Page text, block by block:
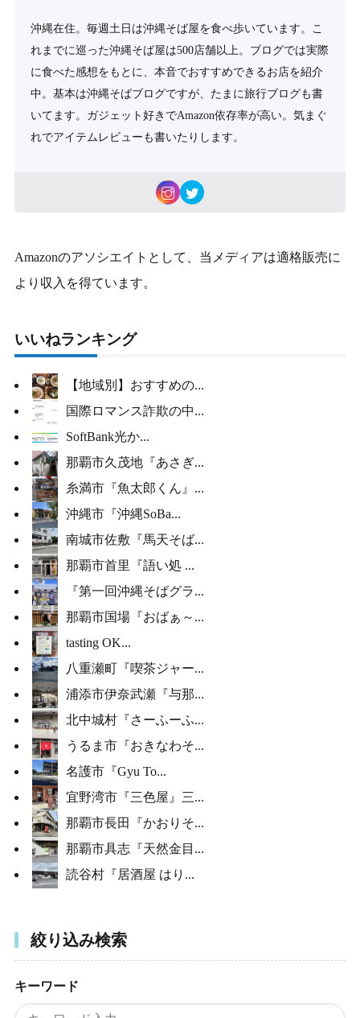
沖縄在住。毎週土日は沖縄そば屋を食べ歩いています。こ
れまでに巡った沖縄そば屋は500店舗以上。ブログでは実際
に食べた感想をもとに、本音でおすすめできるお店を紹介
中。基本は沖縄そばブログですが、たまに旅行ブログも書
いてます。ガジェット好きでAmazon依存率が高い。気まぐ
れでアイテムレビューも書いたりします。
Amazonのアソシエイトとして、当メディアは適格販売に
より収入を得ています。
いいねランキング
【地域別】おすすめの...
国際ロマンス詐欺の中...
SoftBank光か...
那覇市久茂地『あさぎ...
糸満市『魚太郎くん』...
沖縄市『沖縄SoBa...
南城市佐敷『馬天そば...
那覇市首里『語い処 ...
『第一回沖縄そばグラ...
那覇市国場『おばぁ～...
tasting OK...
八重瀬町『喫茶ジャー...
浦添市伊奈武瀬『与那...
北中城村『さーふーふ...
うるま市『おきなわそ...
名護市『Gyu To...
宜野湾市『三色屋』三...
那覇市長田『かおりそ...
那覇市具志『天然金目...
読谷村『居酒屋 はり...
絞り込み検索
キーワード